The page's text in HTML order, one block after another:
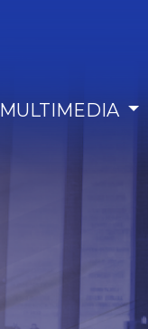
MULTIMEDIA